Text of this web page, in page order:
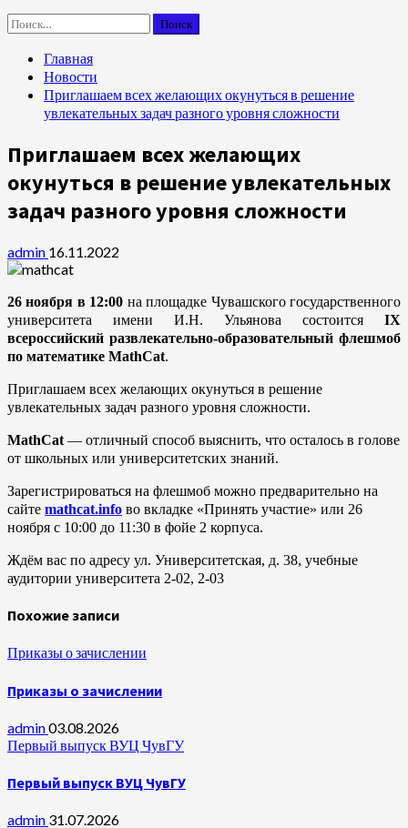
Найти:
Главная
Новости
Приглашаем всех желающих окунуться в решение
увлекательных задач разного уровня сложности
Приглашаем всех желающих
окунуться в решение увлекательных
задач разного уровня сложности
admin 16.11.2022
26 ноября в 12:00 на площадке Чувашского государственного
университета имени И.Н. Ульянова состоится IX
всероссийский развлекательно-образовательный флешмоб
по математике MathCat.
Приглашаем всех желающих окунуться в решение
увлекательных задач разного уровня сложности.
MathCat — отличный способ выяснить, что осталось в голове
от школьных или университетских знаний.
Зарегистрироваться на флешмоб можно предварительно на
сайте mathcat.info во вкладке «Принять участие» или 26
ноября с 10:00 до 11:30 в фойе 2 корпуса.
Ждём вас по адресу ул. Университетская, д. 38, учебные
аудитории университета 2-02, 2-03
Похожие записи
Приказы о зачислении
Приказы о зачислении
admin03.08.2026
Первый выпуск ВУЦ ЧувГУ
Первый выпуск ВУЦ ЧувГУ
admin 31.07.2026